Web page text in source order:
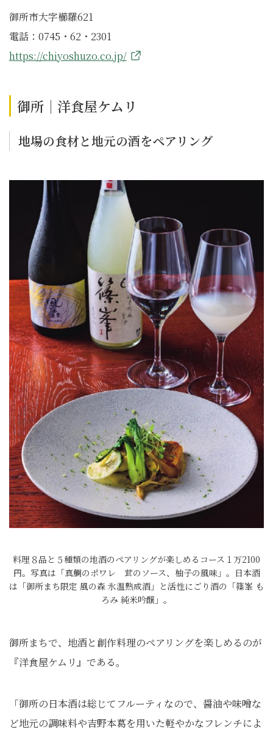
御所市大字櫛羅621
電話：0745・62・2301
https://chiyoshuzo.co.jp/
御所｜洋食屋ケムリ
地場の食材と地元の酒をペアリング
料理８品と５種類の地酒のペアリングが楽しめるコース１万2100
円。写真は「真鯛のポワレ 茸のソース、柚子の風味」。日本酒
は「御所まち限定 風の森 氷温熟成酒」と活性にごり酒の「篠峯 も
ろみ 純米吟醸」。
御所まちで、地酒と創作料理のペアリングを楽しめるのが
『洋食屋ケムリ』である。
「御所の日本酒は総じてフルーティなので、醤油や味噌な
ど地元の調味料や吉野本葛を用いた軽やかなフレンチによ